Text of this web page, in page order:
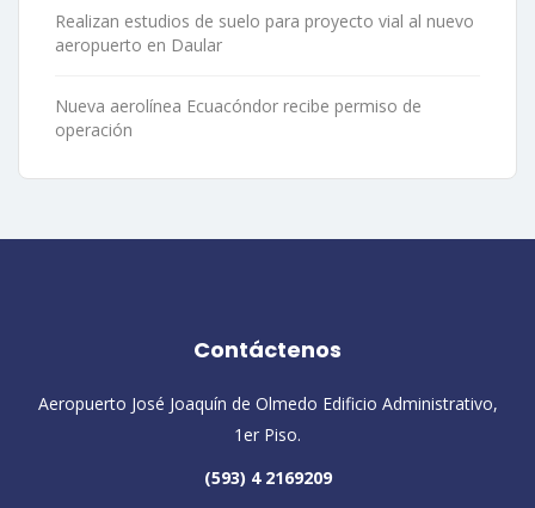
Realizan estudios de suelo para proyecto vial al nuevo
aeropuerto en Daular
Nueva aerolínea Ecuacóndor recibe permiso de
operación
Contáctenos
Aeropuerto José Joaquín de Olmedo Edificio Administrativo,
1er Piso.
(593) 4 2169209